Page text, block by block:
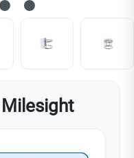
Milesight